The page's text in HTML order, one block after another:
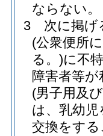
ならない。
3
次に掲げ
(公衆便所
る。)に不
障害者等
(男子用及
は、乳幼
交換をす